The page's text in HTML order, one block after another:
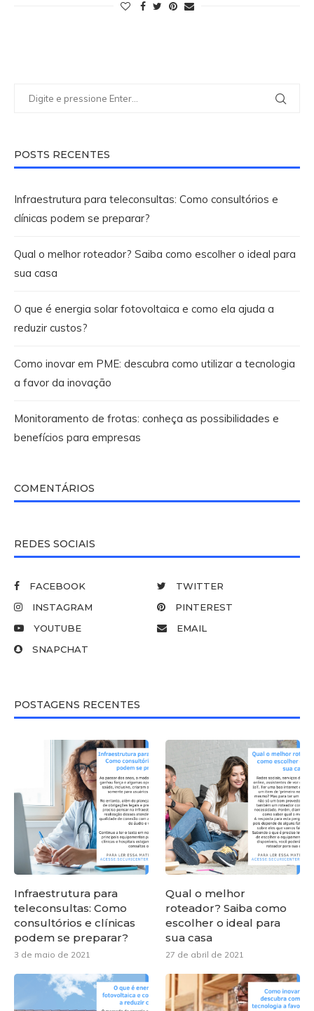
POSTS RECENTES
Infraestrutura para teleconsultas: Como consultórios e
clínicas podem se preparar?
Qual o melhor roteador? Saiba como escolher o ideal para
sua casa
O que é energia solar fotovoltaica e como ela ajuda a
reduzir custos?
Como inovar em PME: descubra como utilizar a tecnologia
a favor da inovação
Monitoramento de frotas: conheça as possibilidades e
benefícios para empresas
COMENTÁRIOS
REDES SOCIAIS
FACEBOOK
TWITTER
INSTAGRAM
PINTEREST
YOUTUBE
EMAIL
SNAPCHAT
POSTAGENS RECENTES
Infraestrutura para
teleconsultas: Como
consultórios e clínicas
podem se preparar?
3 de maio de 2021
Qual o melhor
roteador? Saiba como
escolher o ideal para
sua casa
27 de abril de 2021